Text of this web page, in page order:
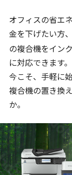
オフィスの省エ
金を下げたい方
の複合機をイン
に対応できます。
今こそ、手軽に
複合機の置き換
か。